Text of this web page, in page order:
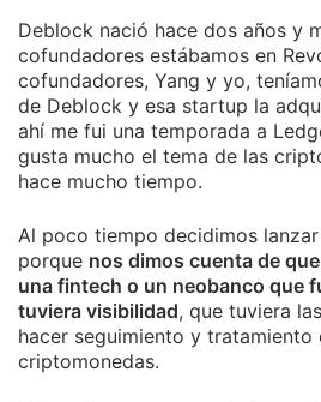
Deblock nació hace dos años y
cofundadores estábamos en
cofundadores, Yang y yo,
de Deblock y esa startup la
ahí me fui una temporada a
gusta mucho el tema de las
hace mucho tiempo.
Al poco tiempo decidimos
porque nos dimos cuenta de
una fintech o un neobanco que
tuviera visibilidad, que tuviera
hacer seguimiento y tratamiento
criptomonedas.